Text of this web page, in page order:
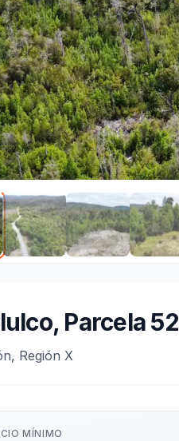
Parcela 52
Región X
MÍNIMO